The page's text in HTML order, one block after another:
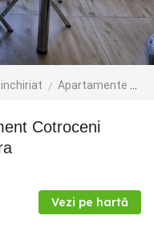
inchiriat Apartamente de inchiriat
Vezi pe hartă